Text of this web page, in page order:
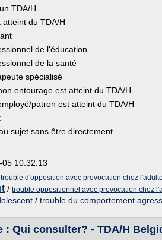
TDA/H
du TDA/H
de l'éducation
de la santé
spécialisé
entourage est atteint du TDA/H
patron est atteint du TDA/H
sujet sans être directement...
05 10:32:13
trouble d'opposition avec provocation chez l'adulte
/ trouble oppositionnel avec provocation chez
/ trouble du comportement
: Qui consulter? - TDA/H